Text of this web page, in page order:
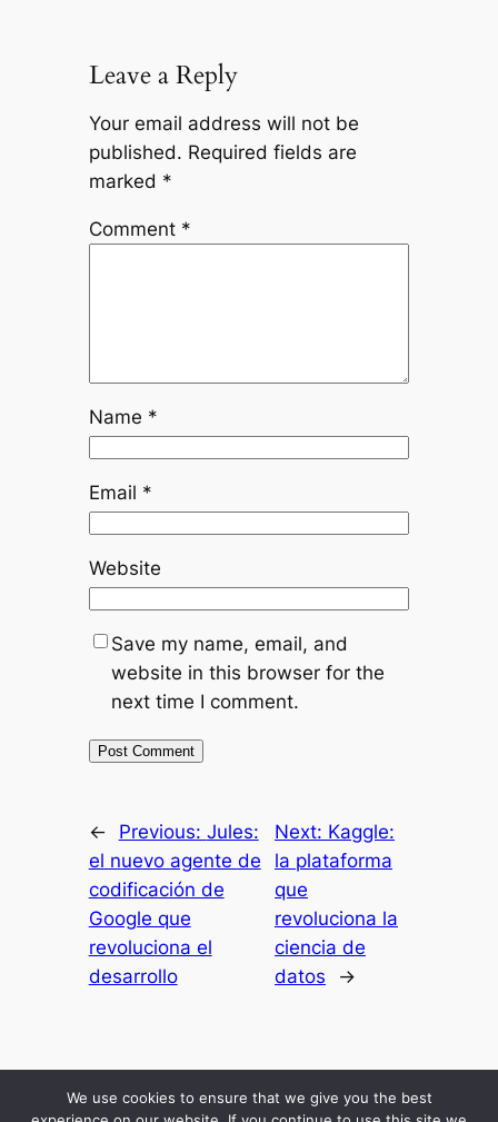
Leave a Reply
Your email address will not be
published. Required fields are
marked *
Comment *
Name *
Email *
Website
Save my name, email, and
website in this browser for the
next time I comment.
← Previous: Jules:
el nuevo agente de
codificación de
Google que
revoluciona el
desarrollo
Next: Kaggle:
la plataforma
que
revoluciona la
ciencia de
datos
→
ResultadosMis SecretosBlog EconomicoPodcastAbout Me
Comunidad
We use cookies to ensure that we give you the best